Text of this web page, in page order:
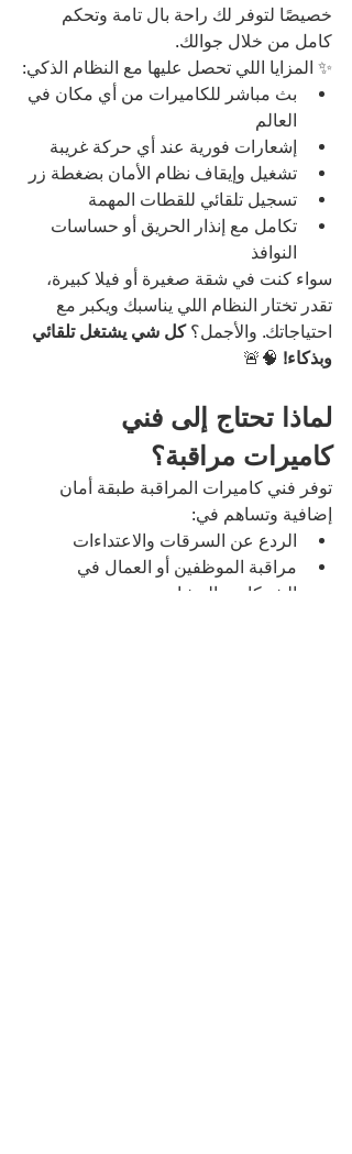
خصيصًا لتوفر لك راحة بال تامة وتحكم
كامل من خلال جوالك.
✨ المزايا اللي تحصل عليها مع النظام الذكي:
بث مباشر للكاميرات من أي مكان في
العالم
إشعارات فورية عند أي حركة غريبة
تشغيل وإيقاف نظام الأمان بضغطة زر
تسجيل تلقائي للقطات المهمة
تكامل مع إنذار الحريق أو حساسات
النوافذ
سواء كنت في شقة صغيرة أو فيلا كبيرة،
تقدر تختار النظام اللي يناسبك ويكبر مع
احتياجاتك. والأجمل؟ كل شي يشتغل تلقائي
وبذكاء! 🧠🚨
لماذا تحتاج إلى فني
كاميرات مراقبة؟
توفر فني كاميرات المراقبة طبقة أمان
إضافية وتساهم في:
الردع عن السرقات والاعتداءات
مراقبة الموظفين أو العمال في
الشركات والمشاريع